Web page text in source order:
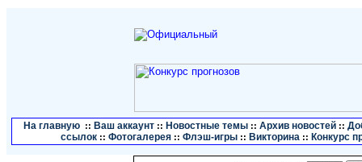
На главную :: Ваш аккаунт :: Новостные темы :: Архив новостей ::
ссылок :: Фотогалерея :: Флэш-игры :: Викторина :: Конкурс